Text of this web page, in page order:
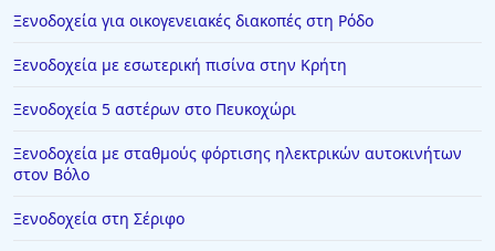
Ξενοδοχεία για οικογενειακές διακοπές στη Ρόδο
Ξενοδοχεία με εσωτερική πισίνα στην Κρήτη
Ξενοδοχεία 5 αστέρων στο Πευκοχώρι
Ξενοδοχεία με σταθμούς φόρτισης ηλεκτρικών αυτοκινήτων
στον Βόλο
Ξενοδοχεία στη Σέριφο